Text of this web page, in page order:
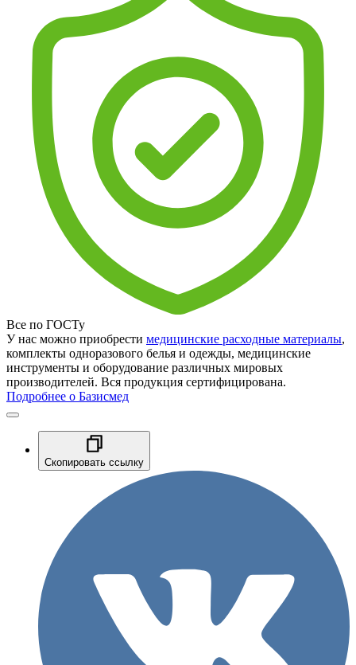
Все по ГОСТу
У нас можно приобрести медицинские расходные материалы,
комплекты одноразового белья и одежды, медицинские
инструменты и оборудование различных мировых
производителей. Вся продукция сертифицирована.
Подробнее о Базисмед
Скопировать ссылку